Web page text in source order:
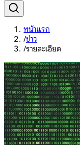
หน้าแรก
/ข่าว
/รายละเอียด